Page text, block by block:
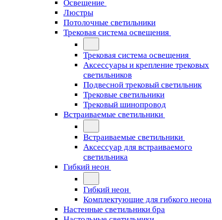
Освещение
Люстры
Потолочные светильники
Трековая система освещения
Трековая система освещения
Аксессуары и крепление трековых
светильников
Подвесной трековый светильник
Трековые светильники
Трековый шинопровод
Встраиваемые светильники
Встраиваемые светильники
Аксессуар для встраиваемого
светильника
Гибкий неон
Гибкий неон
Комплектующие для гибкого неона
Настенные светильники бра